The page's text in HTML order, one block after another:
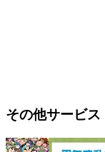
その他サービス